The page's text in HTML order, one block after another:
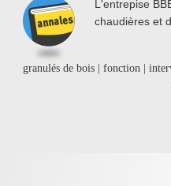
L'entrepise
chaudières et
granulés de bois | fonction |